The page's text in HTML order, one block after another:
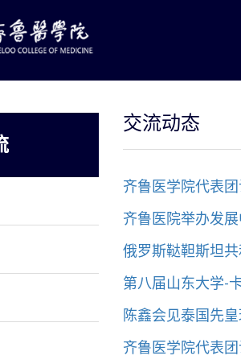
交流动态
齐鲁医学院代表
齐鲁医院举办发
俄罗斯鞑靼斯坦
第八届山东大学-
陈鑫会见泰国先
齐鲁医学院代表